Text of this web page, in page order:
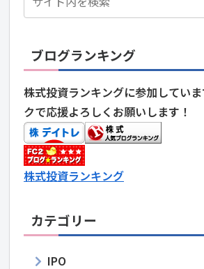
ブログランキング
株式投資ランキングに参加してい
クで応援よろしくお願いします！
株式投資ランキング
カテゴリー
IPO